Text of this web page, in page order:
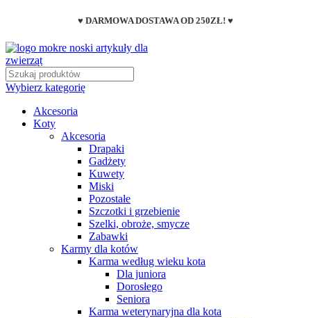
♥ DARMOWA DOSTAWA OD 250ZŁ! ♥
Wybierz kategorię
Akcesoria
Koty
Akcesoria
Drapaki
Gadżety
Kuwety
Miski
Pozostałe
Szczotki i grzebienie
Szelki, obroże, smycze
Zabawki
Karmy dla kotów
Karma według wieku kota
Dla juniora
Dorosłego
Seniora
Karma weterynaryjna dla kota